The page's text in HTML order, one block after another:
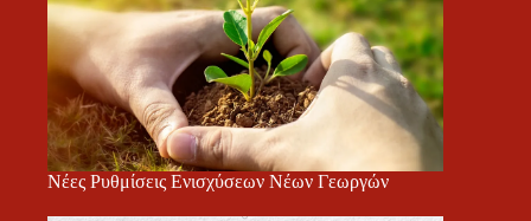
Νέες Ρυθμίσεις Ενισχύσεων Νέων Γεωργών